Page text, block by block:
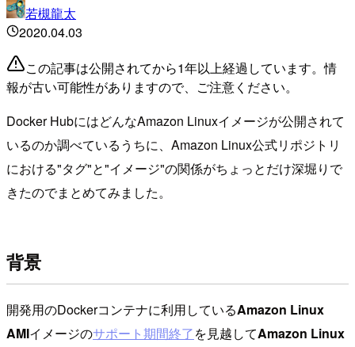
若槻龍太
2020.04.03
この記事は公開されてから1年以上経過しています。情
報が古い可能性がありますので、ご注意ください。
Docker HubにはどんなAmazon Linuxイメージが公開されて
いるのか調べているうちに、Amazon Linux公式リポジトリ
における"タグ"と"イメージ"の関係がちょっとだけ深堀りで
きたのでまとめてみました。
背景
開発用のDockerコンテナに利用しているAmazon Linux
AMIイメージのサポート期間終了を見越してAmazon Linux